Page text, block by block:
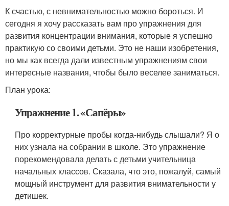
К счастью, с невнимательностью можно бороться. И
сегодня я хочу рассказать вам про упражнения для
развития концентрации внимания, которые я успешно
практикую со своими детьми. Это не наши изобретения,
но мы как всегда дали известным упражнениям свои
интересные названия, чтобы было веселее заниматься.
План урока:
Упражнение 1. «Сапёры»
Про корректурные пробы когда-нибудь слышали? Я о
них узнала на собрании в школе. Это упражнение
порекомендовала делать с детьми учительница
начальных классов. Сказала, что это, пожалуй, самый
мощный инструмент для развития внимательности у
детишек.